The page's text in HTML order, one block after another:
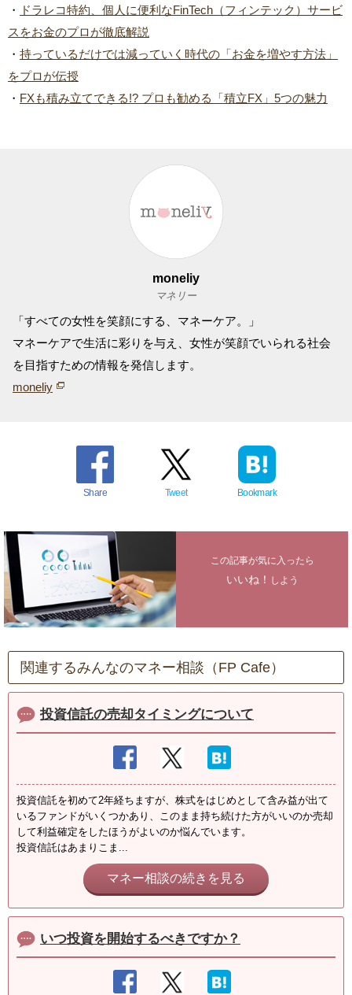
・
ドラレコ特約、個人に便利なFinTech（フィンテック）サービ
スをお金のプロが徹底解説
・ 持っているだけでは減っていく時代の「お金を増やす方法」
をプロが伝授
・ FXも積み立てできる!? プロも勧める「積立FX」5つの魅力
moneliy
マネリー
「すべての女性を笑顔にする、マネーケア。」
マネーケアで生活に彩りを与え、女性が笑顔でいられる社会
を目指すための情報を発信します。
moneliy
Share Tweet Bookmark
この記事が気に入ったら
いいね！ しよう
関連するみんなのマネー相談（FP Cafe）
投資信託の売却タイミングについて
投資信託を初めて2年経ちますが、株式をはじめとして含み益が出て
いるファンドがいくつかあり、このまま持ち続けた方がいいのか売却
して利益確定をしたほうがよいのか悩んでいます。
投資信託はあまりこま...
マネー相談の続きを見る
いつ投資を開始するべきですか？